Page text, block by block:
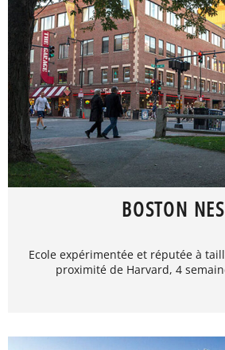
BOSTON
Ecole expérimentée et réputée à
proximité de Harvard, 4